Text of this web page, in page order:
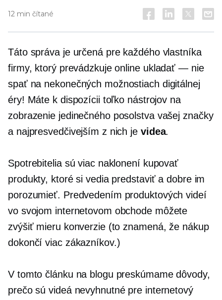
12 min čítané
Táto správa je určená pre každého vlastníka
firmy, ktorý prevádzkuje online ukladať — nie
spať na nekonečných možnostiach digitálnej
éry! Máte k dispozícii toľko nástrojov na
zobrazenie jedinečného posolstva vašej značky
a najpresvedčivejším z nich je videa.
Spotrebitelia sú viac naklonení kupovať
produkty, ktoré si vedia predstaviť a dobre im
porozumieť. Predvedením produktových videí
vo svojom internetovom obchode môžete
zvýšiť mieru konverzie (to znamená, že nákup
dokončí viac zákazníkov.)
V tomto článku na blogu preskúmame dôvody,
prečo sú videá nevyhnutné pre internetový